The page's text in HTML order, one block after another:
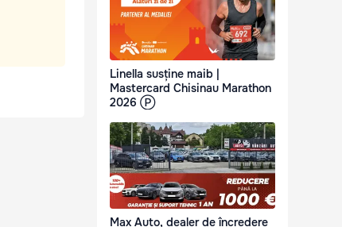
Linella susține maib |
Mastercard Chisinau Marathon
2026 Ⓟ
Max Auto, dealer de încredere